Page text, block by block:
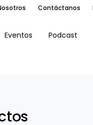
Contáctanos
Eventos Podcast